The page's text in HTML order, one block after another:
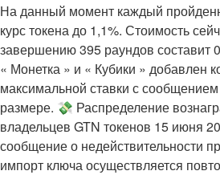
На данный момент каждый
курс токена до 1,1%. Стоимость
завершению 395 раундов составит
« Монетка » и « Кубики » добавлен
максимальной ставки с
размере. 💸 Распределение
владельцев GTN токенов 15 июня
сообщение о недействительности
импорт ключа осуществляется